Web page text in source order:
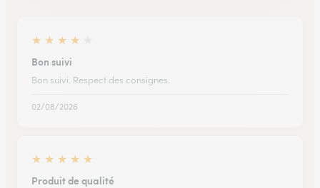
★ ★ ★ ★
Bon suivi
Bon suivi. Respect des consignes.
02/08/2026
★ ★ ★ ★ ★
Produit de qualité